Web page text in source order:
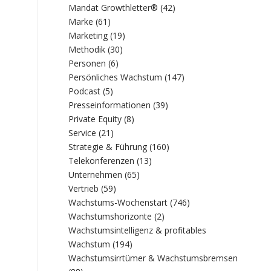
Mandat Growthletter® (42)
Marke (61)
Marketing (19)
Methodik (30)
Personen (6)
Persönliches Wachstum (147)
Podcast (5)
Presseinformationen (39)
Private Equity (8)
Service (21)
Strategie & Führung (160)
Telekonferenzen (13)
Unternehmen (65)
Vertrieb (59)
Wachstums-Wochenstart (746)
Wachstumshorizonte (2)
Wachstumsintelligenz & profitables
Wachstum (194)
Wachstumsirrtümer & Wachstumsbremsen